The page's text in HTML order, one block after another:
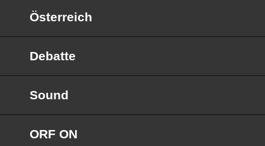
Österreich
Debatte
Sound
ORF ON